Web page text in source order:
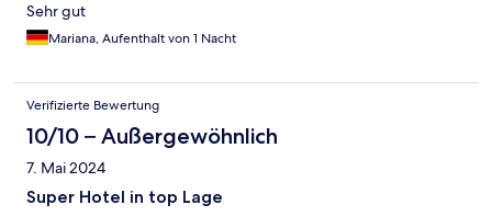
Sehr gut
Mariana, Aufenthalt von 1 Nacht
Verifizierte Bewertung
10/10 – Außergewöhnlich
7. Mai 2024
Super Hotel in top Lage